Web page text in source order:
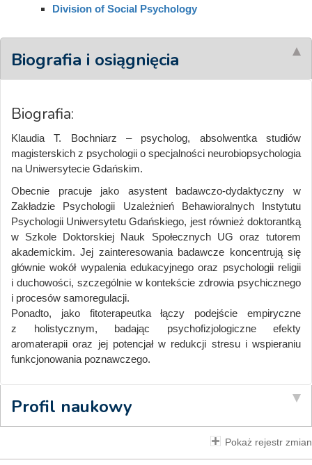
Division of Social Psychology
Biografia i osiągnięcia
Biografia:
Klaudia T. Bochniarz – psycholog, absolwentka studiów
magisterskich z psychologii o specjalności neurobiopsychologia
na Uniwersytecie Gdańskim.
Obecnie pracuje jako asystent badawczo-dydaktyczny w
Zakładzie Psychologii Uzależnień Behawioralnych Instytutu
Psychologii Uniwersytetu Gdańskiego, jest również doktorantką
w Szkole Doktorskiej Nauk Społecznych UG oraz tutorem
akademickim. Jej zainteresowania badawcze koncentrują się
głównie wokół wypalenia edukacyjnego oraz psychologii religii
i duchowości, szczególnie w kontekście zdrowia psychicznego
i procesów samoregulacji.
Ponadto, jako fitoterapeutka łączy podejście empiryczne
z holistycznym, badając psychofizjologiczne efekty
aromaterapii oraz jej potencjał w redukcji stresu i wspieraniu
funkcjonowania poznawczego.
Profil naukowy
Pokaż rejestr zmian